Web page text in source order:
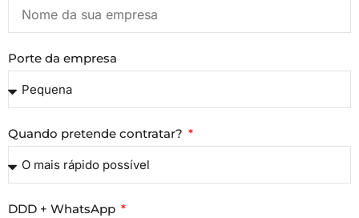
Porte da empresa
Quando pretende contratar?
DDD + WhatsApp